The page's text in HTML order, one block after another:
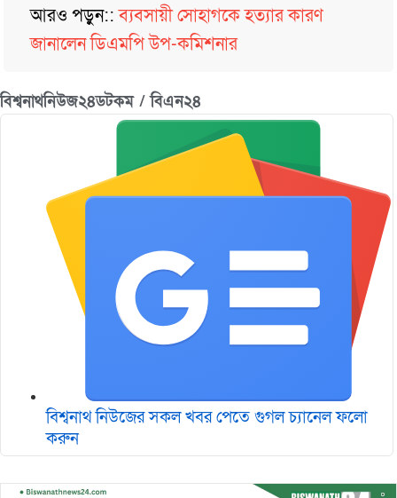
আরও পড়ুন::ব্যবসায়ী সোহাগকে হত্যার কারণ
জানালেন ডিএমপি উপ-কমিশনার
বিশ্বনাথনিউজ২৪ডটকম / বিএন২৪
বিশ্বনাথ নিউজের সকল খবর পেতে গুগল চ‌্যানেল ফলো
করুন